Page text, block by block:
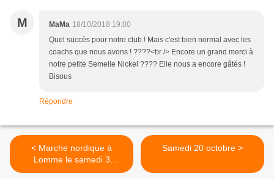
M MaMa 18/10/2018 19:00
Quel succès pour notre club ! Mais c'est bien normal avec les
coachs que nous avons ! ????<br /> Encore un grand merci à
notre petite Semelle Nickel ???? Elle nous a encore gâtés !
Bisous
Répondre
< Marche nordique à
Lomme le samedi 3
novembre
Samedi 20 octobre >